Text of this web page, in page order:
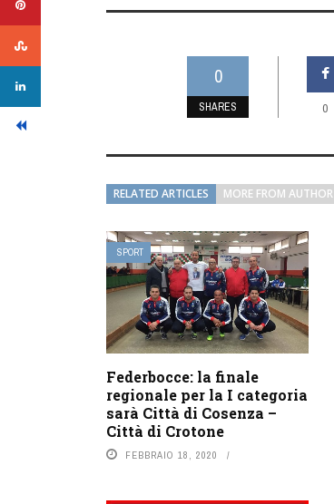
0
SHARES 0
RELATED ARTICLES MORE FROM AUTHOR
SPORT
Federbocce: la finale
regionale per la I categoria
sarà Città di Cosenza –
Città di Crotone
FEBBRAIO 18, 2020